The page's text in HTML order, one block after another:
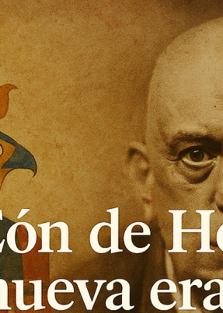
sectas. URL sugerida:/crowley-rock-cultura-
pop-crimen